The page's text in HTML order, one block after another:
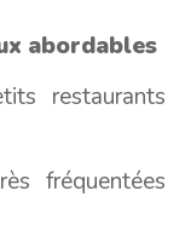
abordables
restaurants
fréquentées